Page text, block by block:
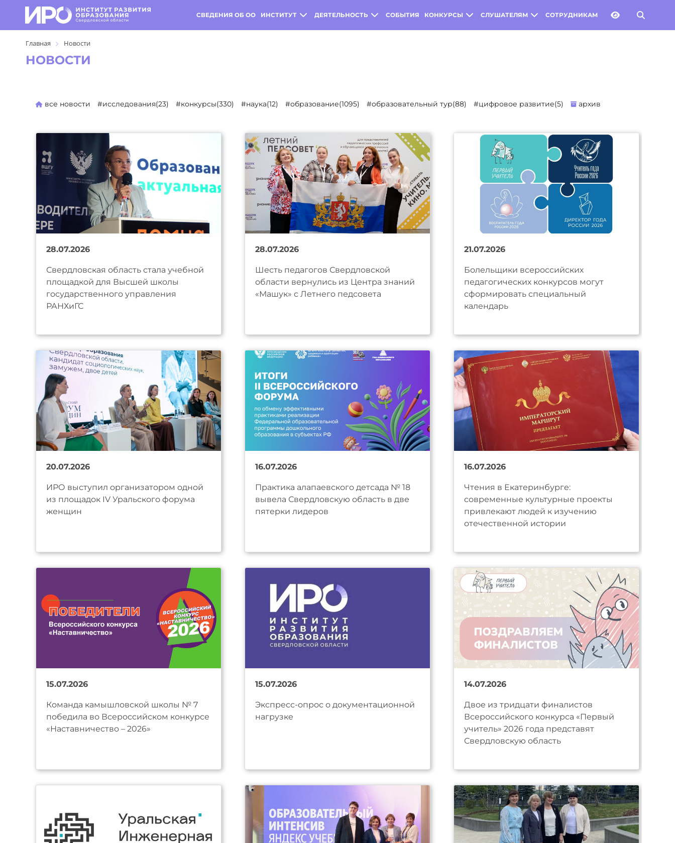
СВЕДЕНИЯ ОБ ОО ИНСТИТУТ ДЕЯТЕЛЬНОСТЬ СОБЫТИЯ КОНКУРСЫ СЛУШАТЕЛЯМ СОТРУДНИКАМ
Главная Новости
НОВОСТИ
все новости #исследования(23) #конкурсы(330) #наука(12) #образование(1095) #образовательный тур(88) #цифровое развитие(5) архив
28.07.2026
Свердловская область стала учебной
площадкой для Высшей школы
государственного управления
РАНХиГС
28.07.2026
Шесть педагогов Свердловской
области вернулись из Центра знаний
«Машук» с Летнего педсовета
21.07.2026
Болельщики всероссийских
педагогических конкурсов могут
сформировать специальный
календарь
20.07.2026
ИРО выступил организатором одной
из площадок IV Уральского форума
женщин
16.07.2026
Практика алапаевского детсада № 18
вывела Свердловскую область в две
пятерки лидеров
16.07.2026
Чтения в Екатеринбурге:
современные культурные проекты
привлекают людей к изучению
отечественной истории
15.07.2026
Команда камышловской школы № 7
победила во Всероссийском конкурсе
«Наставничество – 2026»
15.07.2026
Экспресс-опрос о документационной
нагрузке
14.07.2026
Двое из тридцати финалистов
Всероссийского конкурса «Первый
учитель» 2026 года представят
Свердловскую область